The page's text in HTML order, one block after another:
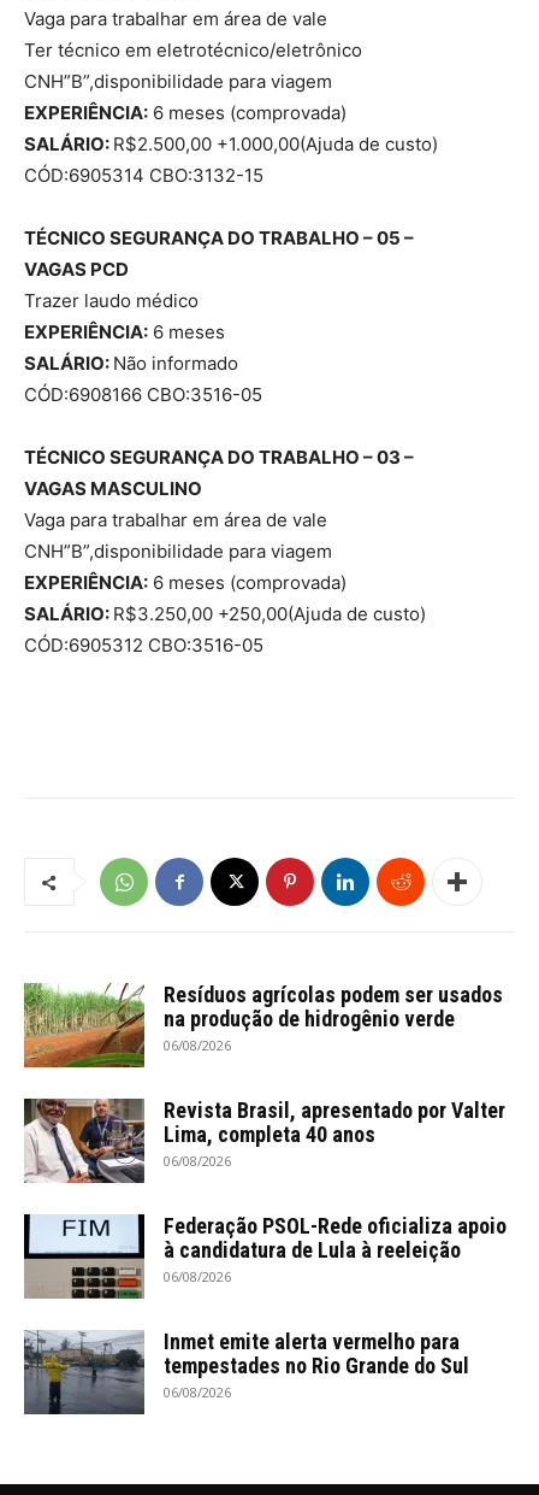
Vaga para trabalhar em área de vale
Ter técnico em eletrotécnico/eletrônico
CNH”B”,disponibilidade para viagem
EXPERIÊNCIA: 6 meses (comprovada)
SALÁRIO: R$2.500,00 +1.000,00(Ajuda de custo)
CÓD:6905314 CBO:3132-15
TÉCNICO SEGURANÇA DO TRABALHO – 05 –
VAGAS PCD
Trazer laudo médico
EXPERIÊNCIA: 6 meses
SALÁRIO: Não informado
CÓD:6908166 CBO:3516-05
TÉCNICO SEGURANÇA DO TRABALHO – 03 –
VAGAS MASCULINO
Vaga para trabalhar em área de vale
CNH”B”,disponibilidade para viagem
EXPERIÊNCIA: 6 meses (comprovada)
SALÁRIO: R$3.250,00 +250,00(Ajuda de custo)
CÓD:6905312 CBO:3516-05
Resíduos agrícolas podem ser usados
na produção de hidrogênio verde
06/08/2026
Revista Brasil, apresentado por Valter
Lima, completa 40 anos
06/08/2026
Federação PSOL-Rede oficializa apoio
à candidatura de Lula à reeleição
06/08/2026
Inmet emite alerta vermelho para
tempestades no Rio Grande do Sul
06/08/2026